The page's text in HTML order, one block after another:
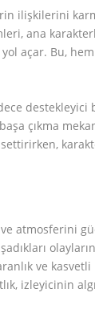
ilişkilerini
ana
açar. Bu,
çıkma
atmosferini
ve
izleyicinin